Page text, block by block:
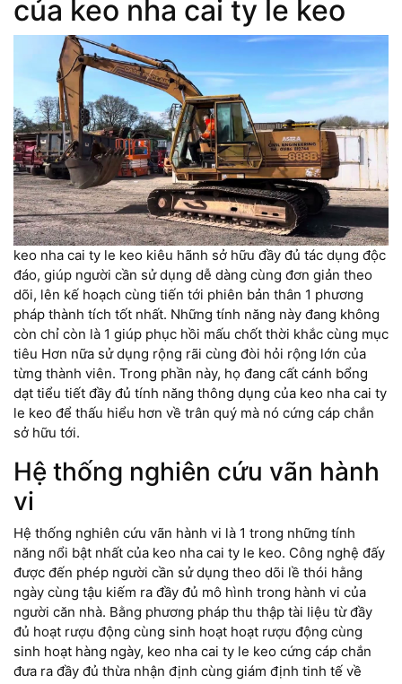
của keo nha cai ty le keo
keo nha cai ty le keo kiêu hãnh sở hữu đầy đủ tác dụng độc
đáo, giúp người cần sử dụng dễ dàng cùng đơn giản theo
dõi, lên kế hoạch cùng tiến tới phiên bản thân 1 phương
pháp thành tích tốt nhất. Những tính năng này đang không
còn chỉ còn là 1 giúp phục hồi mấu chốt thời khắc cùng mục
tiêu Hơn nữa sử dụng rộng rãi cùng đòi hỏi rộng lớn của
từng thành viên. Trong phần này, họ đang cất cánh bổng
dạt tiểu tiết đầy đủ tính năng thông dụng của keo nha cai ty
le keo để thấu hiểu hơn về trân quý mà nó cứng cáp chắn
sở hữu tới.
Hệ thống nghiên cứu vãn hành
vi
Hệ thống nghiên cứu vãn hành vi là 1 trong những tính
năng nổi bật nhất của keo nha cai ty le keo. Công nghệ đấy
được đến phép người cần sử dụng theo dõi lề thói hằng
ngày cùng tậu kiếm ra đầy đủ mô hình trong hành vi của
người căn nhà. Bằng phương pháp thu thập tài liệu từ đầy
đủ hoạt rượu động cùng sinh hoạt hoạt rượu động cùng
sinh hoạt hàng ngày, keo nha cai ty le keo cứng cáp chắn
đưa ra đầy đủ thừa nhận định cùng giám định tinh tế về